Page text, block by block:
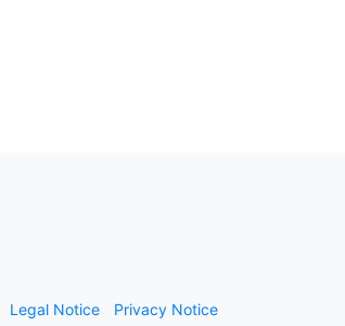
Legal Notice Privacy Notice